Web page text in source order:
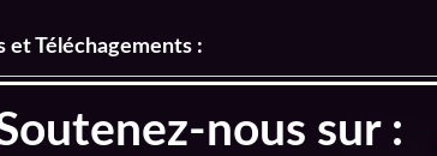
et Téléchagements :
nous sur :